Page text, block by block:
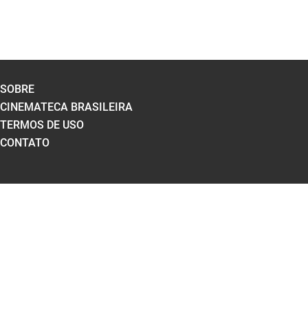
SOBRE
CINEMATECA BRASILEIRA
TERMOS DE USO
CONTATO